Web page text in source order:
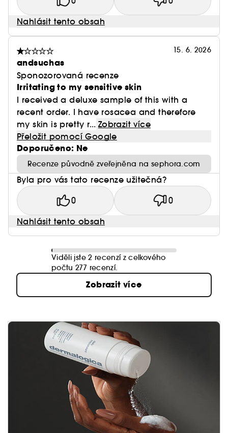
Nahlásit tento obsah
15. 6. 2026
andsuchas
Sponozorovaná recenze
Irritating to my sensitive skin
I received a deluxe sample of this with a
recent order. I have rosacea and therefore
my skin is pretty r... Zobrazit více
Přeložit pomocí Google
Doporučeno: Ne
Recenze původně zveřejněna na sephora.com
Byla pro vás tato recenze užitečná?
0 0
Nahlásit tento obsah
Viděli jste 2 recenzí z celkového
počtu 277 recenzí.
Zobrazit více